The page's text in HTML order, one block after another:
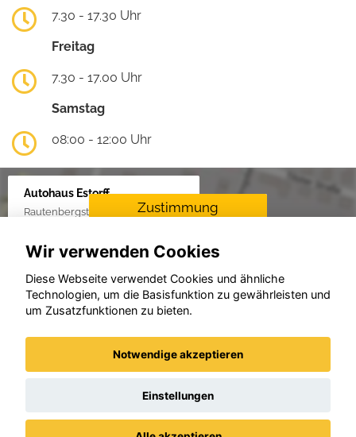
7.30 - 17.30 Uhr
Freitag
7.30 - 17.00 Uhr
Samstag
08:00 - 12:00 Uhr
Autohaus Estorff
Rautenbergstraße 38, 24306 Plön
Zustimmung
Für die Aktivierung der
Navigationsdienste ist Ihre
Zustimmung zu den
Datenschutzrichtlinien vom
Zustimmen und
aktivieren
Wir verwenden Cookies
Diese Webseite verwendet Cookies und ähnliche
Technologien, um die Basisfunktion zu gewährleisten und
um Zusatzfunktionen zu bieten.
Notwendige akzeptieren
Einstellungen